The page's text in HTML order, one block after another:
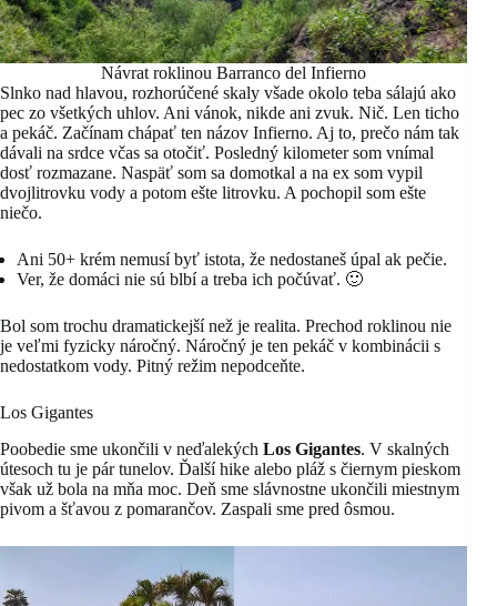
Návrat roklinou Barranco del Infierno
Slnko nad hlavou, rozhorúčené skaly všade okolo teba sálajú ako
pec zo všetkých uhlov. Ani vánok, nikde ani zvuk. Nič. Len ticho
a pekáč. Začínam chápať ten názov Infierno. Aj to, prečo nám tak
dávali na srdce včas sa otočiť. Posledný kilometer som vnímal
dosť rozmazane. Naspäť som sa domotkal a na ex som vypil
dvojlitrovku vody a potom ešte litrovku. A pochopil som ešte
niečo.
Ani 50+ krém nemusí byť istota, že nedostaneš úpal ak pečie.
Ver, že domáci nie sú blbí a treba ich počúvať. 🙂
Bol som trochu dramatickejší než je realita. Prechod roklinou nie
je veľmi fyzicky náročný. Náročný je ten pekáč v kombinácii s
nedostatkom vody. Pitný režim nepodceňte.
Los Gigantes
Poobedie sme ukončili v neďalekých Los Gigantes. V skalných
útesoch tu je pár tunelov. Ďalší hike alebo pláž s čiernym pieskom
však už bola na mňa moc. Deň sme slávnostne ukončili miestnym
pivom a šťavou z pomarančov. Zaspali sme pred ôsmou.